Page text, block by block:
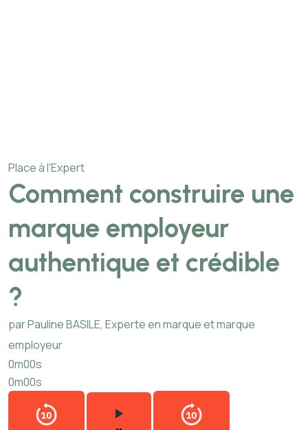
Place à l'Expert
Comment construire une
marque employeur
authentique et crédible
?
par Pauline BASILE, Experte en marque et marque
employeur
0m00s
0m00s